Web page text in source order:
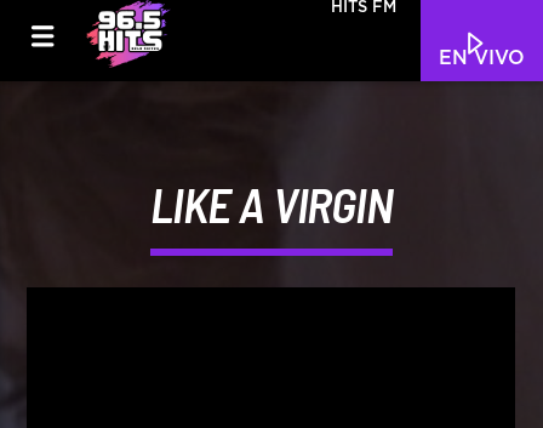
EN VIVO
HITS FM
LIKE A VIRGIN